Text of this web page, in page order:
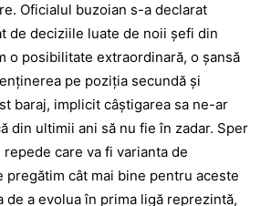
Oficialul buzoian s-a declarat
de deciziile luate de noii şefi din
o posibilitate extraordinară, o şansă
pe poziţia secundă şi
baraj, implicit câştigarea sa ne-ar
din ultimii ani să nu fie în zadar. Sper
repede care va fi varianta de
pregătim cât mai bine pentru aceste
de a evolua în prima ligă reprezintă,